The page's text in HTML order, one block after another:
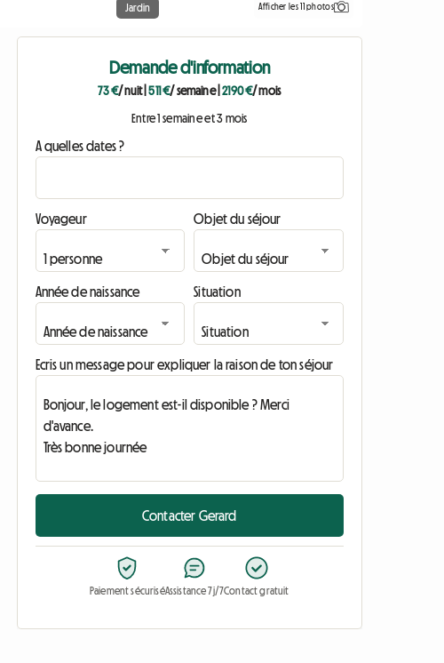
Jardin Afficher les 11 photos
Demande d'information
73 €/ nuit|511 €/ semaine|2190 €/ mois
Entre 1 semaine et 3 mois
A quelles dates ?
Voyageur Objet du séjour
Année de naissance Situation
Ecris un message pour expliquer la raison de ton séjour
Contacter Gerard
Paiement sécuriséAssistance 7j/7Contact gratuit